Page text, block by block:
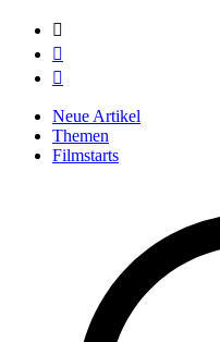



Neue Artikel
Themen
Filmstarts